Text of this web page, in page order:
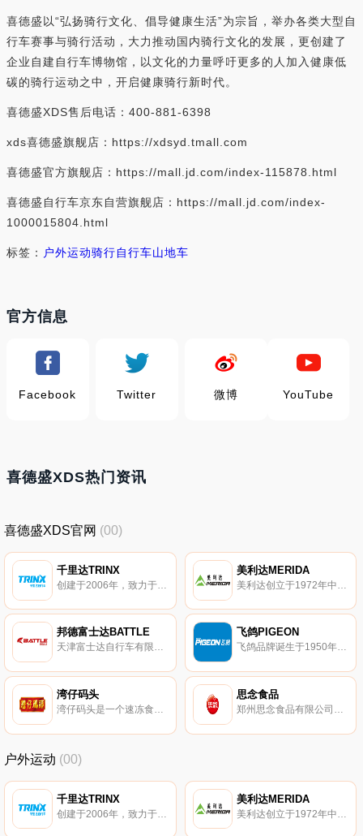
喜德盛以“弘扬骑行文化、倡导健康生活”为宗旨，举办各类大型自
行车赛事与骑行活动，大力推动国内骑行文化的发展，更创建了
企业自建自行车博物馆，以文化的力量呼吁更多的人加入健康低
碳的骑行运动之中，开启健康骑行新时代。
喜德盛XDS售后电话：400-881-6398
xds喜德盛旗舰店：https://xdsyd.tmall.com
喜德盛官方旗舰店：https://mall.jd.com/index-115878.html
喜德盛自行车京东自营旗舰店：https://mall.jd.com/index-
1000015804.html
标签： 户外运动骑行自行车山地车
官方信息
Facebook Twitter 微博 YouTube
喜德盛XDS热门资讯
喜德盛XDS官网 (00)
千里达TRINX
创建于2006年，致力于骑行文化的推广和传播，主要向全球用户提供高品质的自行车及骑行装备，产品覆盖山地车/公路车/城市车/童车/锂电自行车/定制自行车等车型
美利达MERIDA
邦德富士达BATTLE
天津富士达自行车有限公司创建于1992年，是一家以自行车为主销产品。邦德富士达集设计、研发、生产、销售于一体的大型有限责任公司，年产销量1000多万台，产品远销美国、欧洲、日本、韩国、和东南亚等地区。
飞鸽PIGEON
飞鸽品牌诞生于1950年，是国内较早的自行车制造厂商。飞鸽自行车现已成为集研发、生产、营销于一体的大型企业，自行车年生产能力达300万辆，产品涵盖自行车、童车、电动车系列。
湾仔码头
湾仔码头是一个速冻食品品牌，始于1978年香港，后被美国通用磨坊食品公司收购。创始人臧健和女士最初是在香港湾仔码头边摆地摊卖水饺起家的。
思念食品
郑州思念食品有限公司是国内最大的专业速冻食品生产企业之一，成立于1997年。速冻食品十大品牌，速冻汤圆、水饺、面点等产品享誉市场，国内较大的专业速冻食品生产企业。
户外运动 (00)
千里达TRINX
创建于2006年，致力于骑行文化的推广和传播，主要向全球用户提供高品质的自行车及骑行装备，产品覆盖山地车/公路车/城市车/童车/锂电自行车/定制自行车等车型
美利达MERIDA